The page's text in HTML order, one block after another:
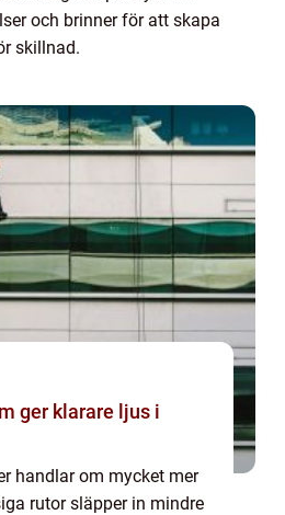
och brinner för att skapa
skillnad.
ger klarare ljus i
handlar om mycket mer
rutor släpper in mindre